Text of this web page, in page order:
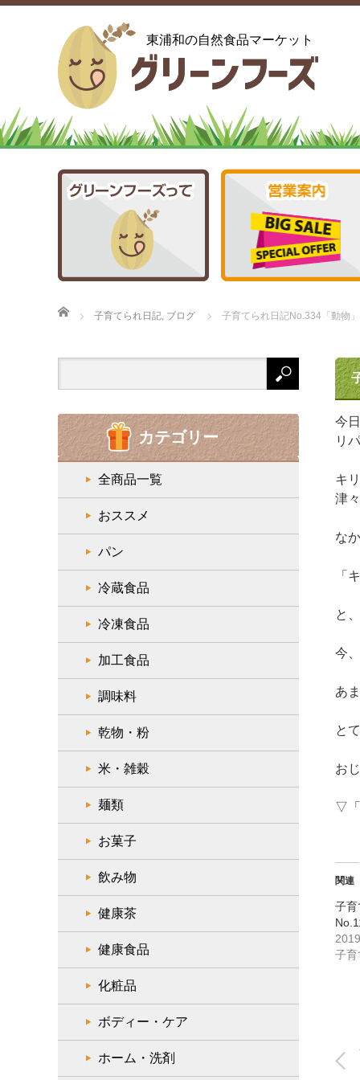
東浦和の自然食品マーケット
ホーム
子育てられ日記, ブログ 子育てられ日記No.334「動物」
今
リ
キ
津
な
「
と
今
あ
と
お
▽「
関連
子育
子育
カテゴリー
全商品一覧
おススメ
パン
冷蔵食品
冷凍食品
加工食品
調味料
乾物・粉
米・雑穀
麺類
お菓子
飲み物
健康茶
健康食品
化粧品
ボディー・ケア
ホーム・洗剤